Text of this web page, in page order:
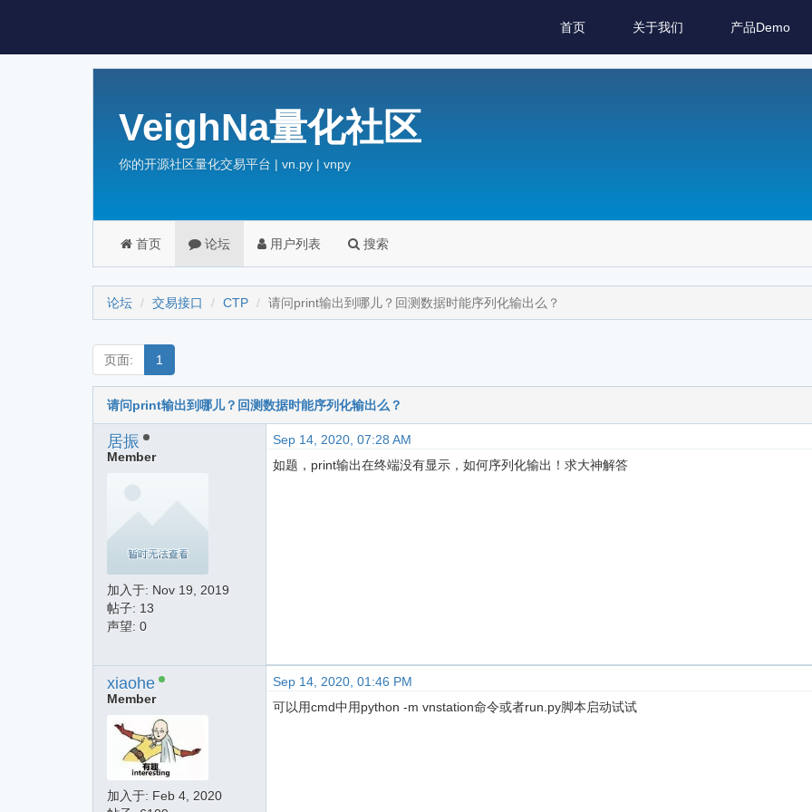
首页 关于我们 产品Demo
VeighNa量化社区
你的开源社区量化交易平台 | vn.py | vnpy
首页 论坛 用户列表 搜索
论坛 交易接口 CTP 请问print输出到哪儿？回测数据时能序列化输出么？
页面: 1
请问print输出到哪儿？回测数据时能序列化输出么？
居振
Member
加入于: Nov 19, 2019
帖子: 13
声望: 0
Sep 14, 2020, 07:28 AM
如题，print输出在终端没有显示，如何序列化输出！求大神解答
xiaohe
Member
加入于: Feb 4, 2020
Sep 14, 2020, 01:46 PM
可以用cmd中用python -m vnstation命令或者run.py脚本启动试试